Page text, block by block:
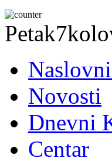
Petak7
Novosti
Dnevni
Centar